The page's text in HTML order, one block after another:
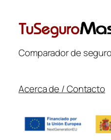
Comparador de
Acerca de / Contacto